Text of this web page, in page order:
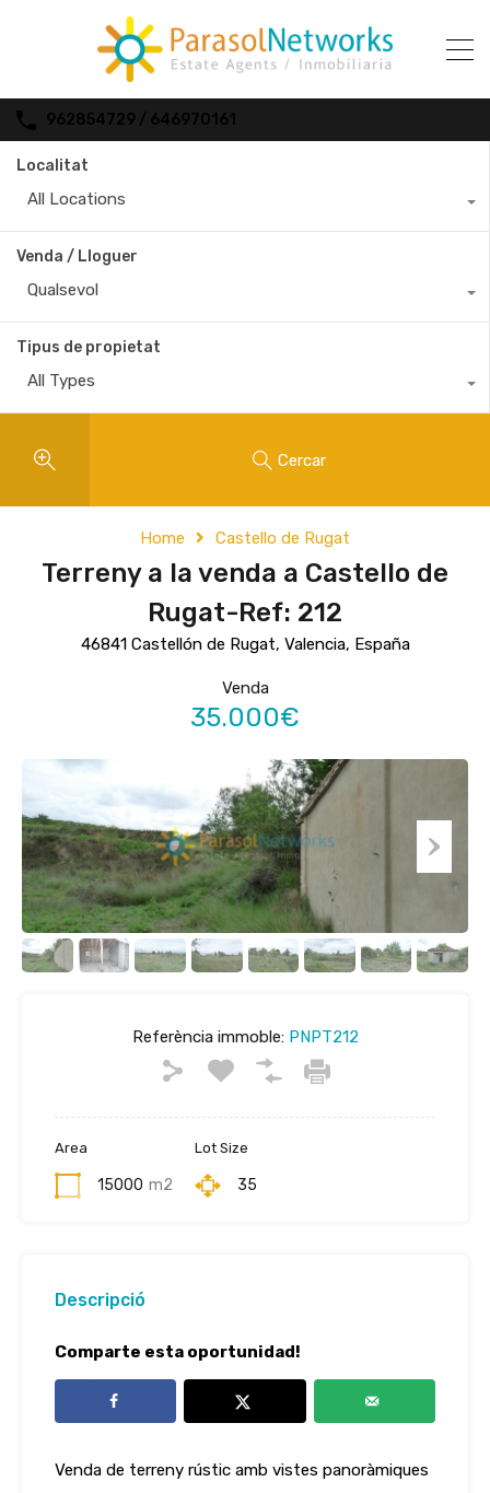
962854729 / 646970161
Localitat
All Locations
Venda / Lloguer
Qualsevol
Tipus de propietat
All Types
Cercar
Home Castello de Rugat
Terreny a la venda a Castello de
Rugat-Ref: 212
46841 Castellón de Rugat, Valencia, España
Venda
35.000€
Referència immoble:PNPT212
Area
15000 m2
Lot Size
35
Descripció
Comparte esta oportunidad!
Venda de terreny rústic amb vistes panoràmiques